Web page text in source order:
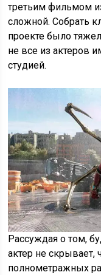
третьим фильмом
сложной. Собрать
проекте было
не все из актеров
студией.
Рассуждая о том,
актер не скрывает,
полнометражных